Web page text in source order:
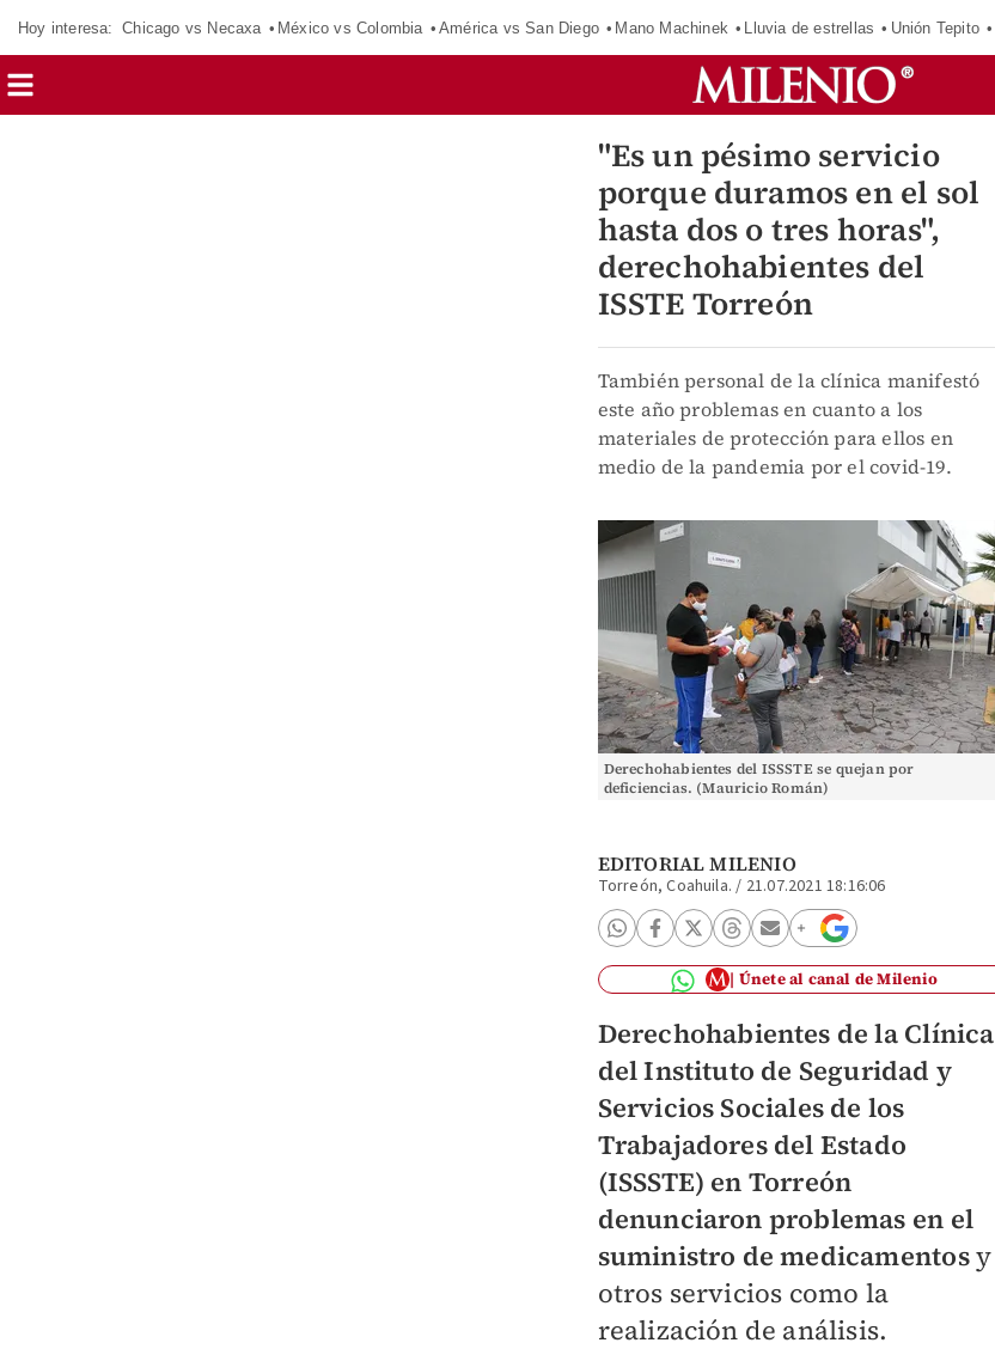
Hoy interesa: Chicago vs Necaxa México vs Colombia América vs San Diego Mano Machinek Lluvia de estrellas Unión Tepito
"Es un pésimo servicio
porque duramos en el sol
hasta dos o tres horas",
derechohabientes del
ISSTE Torreón
También personal de la clínica manifestó
este año problemas en cuanto a los
materiales de protección para ellos en
medio de la pandemia por el covid-19.
Derechohabientes del ISSSTE se quejan por
deficiencias. (Mauricio Román)
EDITORIAL MILENIO
Torreón, Coahuila. / 21.07.2021 18:16:06
Únete al canal de Milenio
Derechohabientes de la Clínica
del Instituto de Seguridad y
Servicios Sociales de los
Trabajadores del Estado
(ISSSTE) en Torreón
denunciaron problemas en el
suministro de medicamentosy
otros servicios como la
realización de análisis.